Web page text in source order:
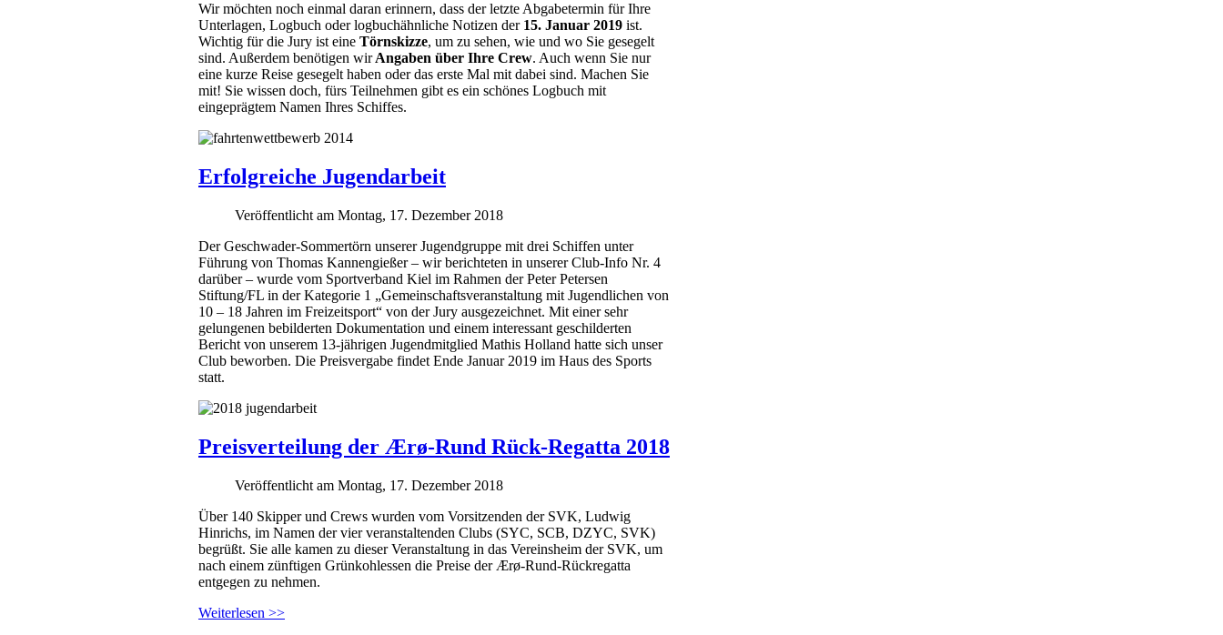
Wir möchten noch einmal daran erinnern, dass der letzte Abgabetermin für Ihre
Unterlagen, Logbuch oder logbuchähnliche Notizen der 15. Januar 2019 ist.
Wichtig für die Jury ist eine Törnskizze, um zu sehen, wie und wo Sie gesegelt
sind. Außerdem benötigen wirAngaben über Ihre Crew. Auch wenn Sie nur
eine kurze Reise gesegelt haben oder das erste Mal mit dabei sind. Machen Sie
mit! Sie wissen doch, fürs Teilnehmen gibt es ein schönes Logbuch mit
eingeprägtem Namen Ihres Schiffes.
Erfolgreiche Jugendarbeit
Veröffentlicht am Montag, 17. Dezember 2018
Der Geschwader-Sommertörn unserer Jugendgruppe mit drei Schiffen unter
Führung von Thomas Kannengießer – wir berichteten in unserer Club-Info Nr. 4
darüber – wurde vom Sportverband Kiel im Rahmen der Peter Petersen
Stiftung/FL in der Kategorie 1 „Gemeinschaftsveranstaltung mit Jugendlichen von
10 – 18 Jahren im Freizeitsport“ von der Jury ausgezeichnet. Mit einer sehr
gelungenen bebilderten Dokumentation und einem interessant geschilderten
Bericht von unserem 13-jährigen Jugendmitglied Mathis Holland hatte sich unser
Club beworben. Die Preisvergabe findet Ende Januar 2019 im Haus des Sports
statt.
Preisverteilung der Ærø-Rund Rück-Regatta 2018
Veröffentlicht am Montag, 17. Dezember 2018
Über 140 Skipper und Crews wurden vom Vorsitzenden der SVK, Ludwig
Hinrichs, im Namen der vier veranstaltenden Clubs (SYC, SCB, DZYC, SVK)
begrüßt. Sie alle kamen zu dieser Veranstaltung in das Vereinsheim der SVK, um
nach einem zünftigen Grünkohlessen die Preise der Ærø-Rund-Rückregatta
entgegen zu nehmen.
Weiterlesen >>